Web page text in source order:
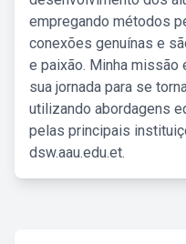
empregando métodos
conexões genuínas e
e paixão. Minha missão
sua jornada para se
utilizando abordagens
pelas principais
dsw.aau.edu.et.